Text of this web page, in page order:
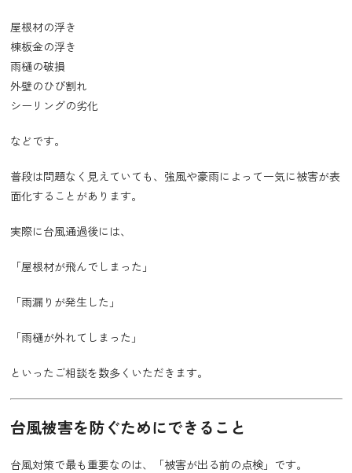
屋根材の浮き
棟板金の浮き
雨樋の破損
外壁のひび割れ
シーリングの劣化
などです。
普段は問題なく見えていても、強風や豪雨によって一気に被害が表
面化することがあります。
実際に台風通過後には、
「屋根材が飛んでしまった」
「雨漏りが発生した」
「雨樋が外れてしまった」
といったご相談を数多くいただきます。
台風被害を防ぐためにできること
台風対策で最も重要なのは、「被害が出る前の点検」です。